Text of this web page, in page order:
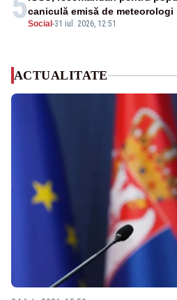
Social -31 iul. 2026, 12:51
caniculă emisă de meteorologi
ACTUALITATE